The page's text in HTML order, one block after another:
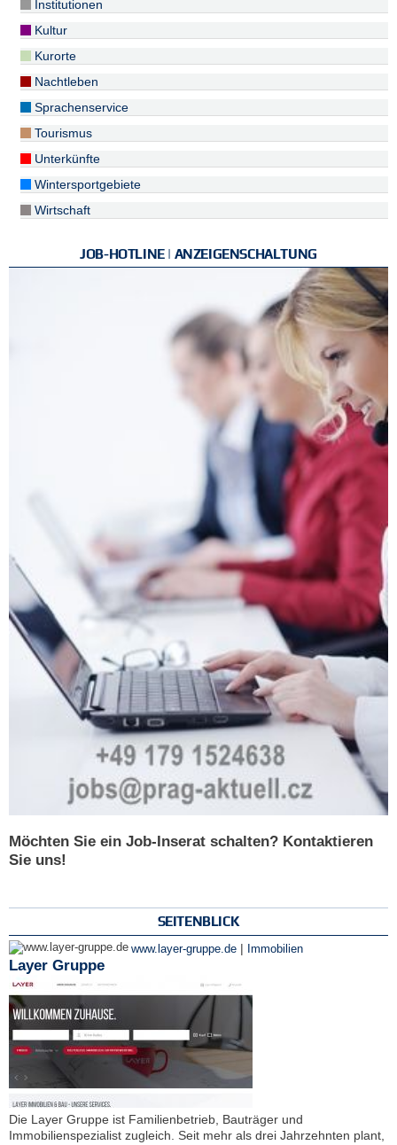
Institutionen
Kultur
Kurorte
Nachtleben
Sprachenservice
Tourismus
Unterkünfte
Wintersportgebiete
Wirtschaft
JOB-HOTLINE | ANZEIGENSCHALTUNG
Möchten Sie ein Job-Inserat schalten? Kontaktieren
Sie uns!
SEITENBLICK
www.layer-gruppe.de | Immobilien
Layer Gruppe
Die Layer Gruppe ist Familienbetrieb, Bauträger und
Immobilienspezialist zugleich. Seit mehr als drei Jahrzehnten plant,